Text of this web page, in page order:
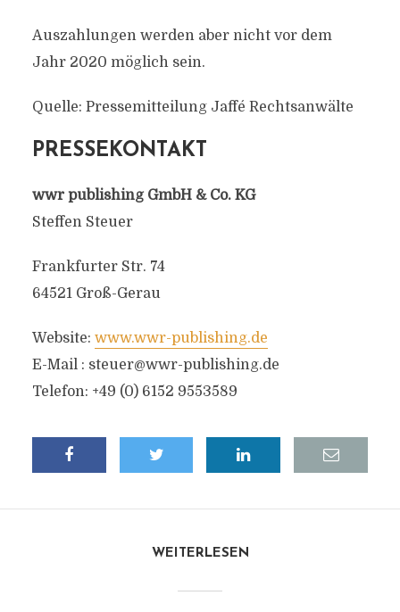
Auszahlungen werden aber nicht vor dem
Jahr 2020 möglich sein.
Quelle: Pressemitteilung Jaffé Rechtsanwälte
PRESSEKONTAKT
wwr publishing GmbH & Co. KG
Steffen Steuer
Frankfurter Str. 74
64521 Groß-Gerau
Website: www.wwr-publishing.de
E-Mail : steuer@wwr-publishing.de
Telefon: +49 (0) 6152 9553589
WEITERLESEN